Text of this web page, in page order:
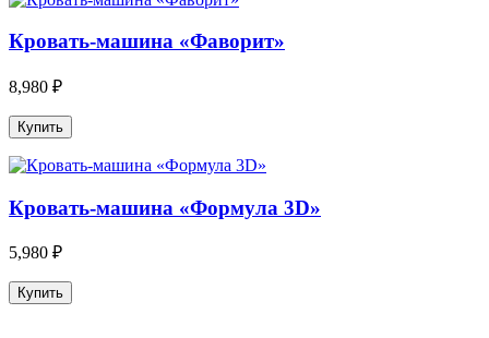
Кровать-машина «Фаворит»
8,980 ₽
Кровать-машина «Формула 3D»
5,980 ₽